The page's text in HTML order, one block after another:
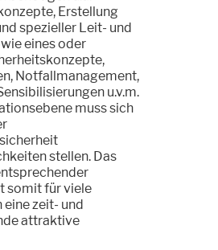
Erstellung
spezieller Leit- und
eines oder
Notfallmanagement,
u.v.m.
muss sich
stellen. Das
somit für viele
eine zeit- und
attraktive